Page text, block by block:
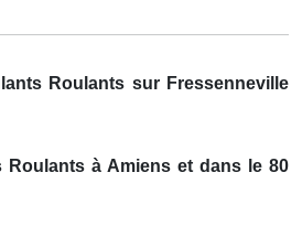
Roulants sur Fressenneville
Roulants à Amiens et dans le 80